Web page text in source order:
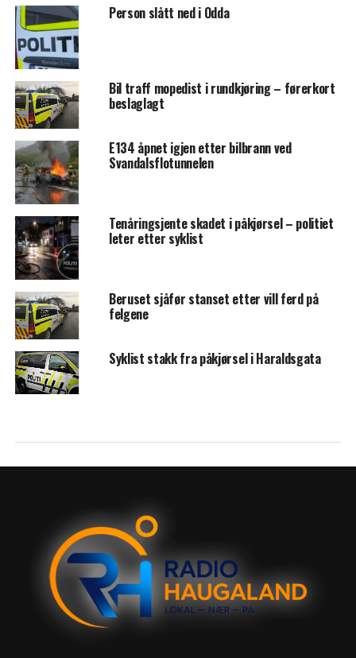
Person slått ned i Odda
Bil traff mopedist i rundkjøring – førerkort
beslaglagt
E134 åpnet igjen etter bilbrann ved
Svandalsflotunnelen
Tenåringsjente skadet i påkjørsel – politiet
leter etter syklist
Beruset sjåfør stanset etter vill ferd på
felgene
Syklist stakk fra påkjørsel i Haraldsgata